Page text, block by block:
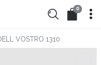
0
VOSTRO 1310